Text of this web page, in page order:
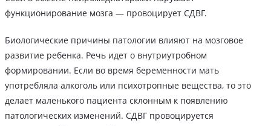
функционирование мозга — провоцирует СДВГ.
Биологические причины патологии влияют на мозговое
развитие ребенка. Речь идет о внутриутробном
формировании. Если во время беременности мать
употребляла алкоголь или психотропные вещества, то это
делает маленького пациента склонным к появлению
патологических изменений. СДВГ провоцируется